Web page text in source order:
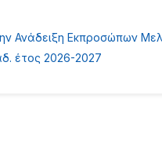
Ανάδειξη Εκπροσώπων
έτος 2026-2027